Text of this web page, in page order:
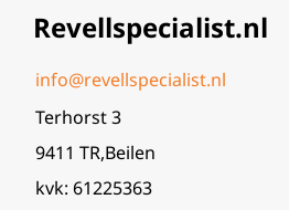
Revellspecialist.nl
info@revellspecialist.nl
Terhorst 3
9411 TR,Beilen
kvk: 61225363